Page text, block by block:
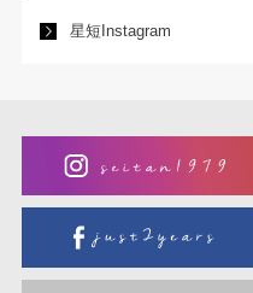
星短Instagram